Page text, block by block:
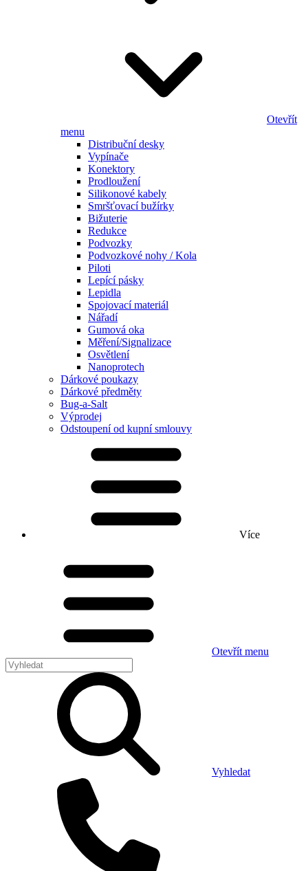
Otevřít
menu
Distribuční desky
Vypínače
Konektory
Prodloužení
Silikonové kabely
Smršťovací bužírky
Bižuterie
Redukce
Podvozky
Podvozkové nohy / Kola
Piloti
Lepící pásky
Lepidla
Spojovací materiál
Nářadí
Gumová oka
Měření/Signalizace
Osvětlení
Nanoprotech
Dárkové poukazy
Dárkové předměty
Bug-a-Salt
Výprodej
Odstoupení od kupní smlouvy
Více
Otevřít menu
Vyhledat